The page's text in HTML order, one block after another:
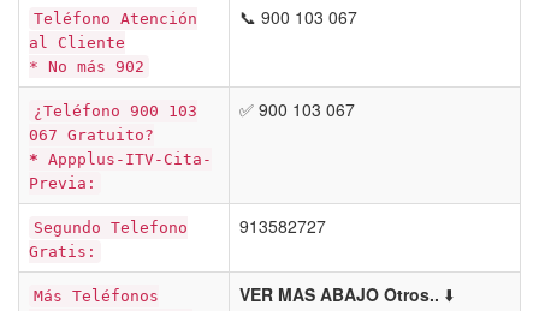
Teléfono Atención
al Cliente
* No más 902
📞 900 103 067
¿Teléfono 900 103
067 Gratuito?
* Appplus-ITV-Cita-
Previa:
✅ 900 103 067
Segundo Telefono
Gratis:
913582727
Más Teléfonos
VER MAS ABAJO Otros.. ⬇️